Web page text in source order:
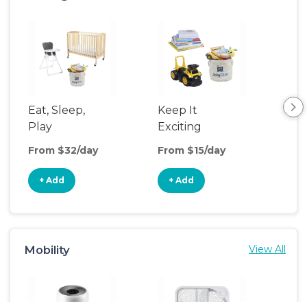
Eat, Sleep,
Play
From $32/day
+ Add
Keep It
Exciting
From $15/day
+ Add
Mobility View All